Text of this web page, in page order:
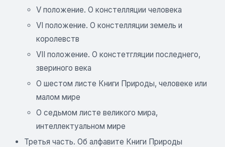
V положение. О констелляции человека
VI положение. О констелляции земель и
королевств
VII положение. О констетгляции последнего,
звериного века
О шестом листе Книги Природы, человеке или
малом мире
О седьмом листе великого мира,
интеллектуальном мире
Третья часть. Об алфавите Книги Природы